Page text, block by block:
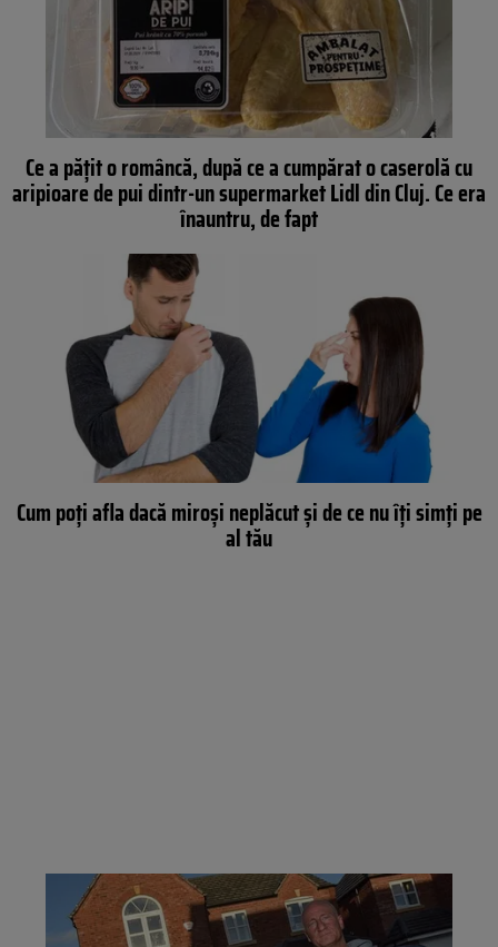
Ce a pățit o româncă, după ce a cumpărat o caserolă cu
aripioare de pui dintr-un supermarket Lidl din Cluj. Ce era
înauntru, de fapt
Cum poți afla dacă miroși neplăcut și de ce nu îți simți pe
al tău